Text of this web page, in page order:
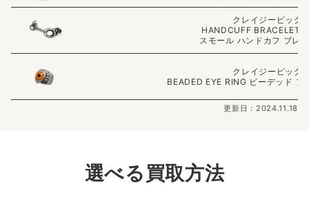
クレイジーピッグ
HANDCUFF BRACELET
スモール ハンドカフ ブレ
クレイジーピッグ
BEADED EYE RING ビーデッド ア
更新日：2024.11.18
選べる買取方法